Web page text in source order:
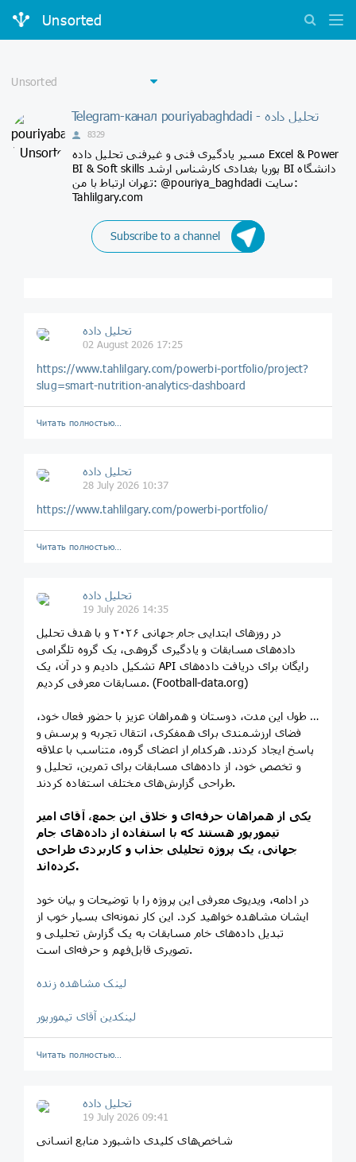
Unsorted
Telegram-канал pouriyabaghdadi - تحلیل داده
8329
مسیر یادگیری فنی و غیرفنی تحلیل داده Excel & Power
BI & Soft skills پوریا بغدادی کارشناس ارشد BI دانشگاه
تهران ارتباط با من: @pouriya_baghdadi سایت:
Tahlilgary.com
Subscribe to a channel
تحلیل داده
02 August 2026 17:25
https://www.tahlilgary.com/powerbi-portfolio/project?
slug=smart-nutrition-analytics-dashboard
Читать полностью…
تحلیل داده
28 July 2026 10:37
https://www.tahlilgary.com/powerbi-portfolio/
Читать полностью…
تحلیل داده
19 July 2026 14:35
در روزهای ابتدایی جام جهانی ۲۰۲۶ و با هدف تحلیل
داده‌های مسابقات و یادگیری گروهی، یک گروه تلگرامی
تشکیل دادیم و در آن، یک API رایگان برای دریافت داده‌های
مسابقات معرفی کردیم. (Football-data.org)
در طول این مدت، دوستان و همراهان عزیز با حضور فعال خود،
فضای ارزشمندی برای همفکری، انتقال تجربه و پرسش‌ و
پاسخ ایجاد کردند. هرکدام از اعضای گروه، متناسب با علاقه
و تخصص خود، از داده‌های مسابقات برای تمرین، تحلیل و
طراحی گزارش‌های مختلف استفاده کردند.
یکی از همراهان حرفه‌ای و خلاق این جمع، آقای امیر
تیمورپور هستند که با استفاده از داده‌های جام
جهانی، یک پروژه تحلیلی جذاب و کاربردی طراحی
کرده‌اند.
در ادامه، ویدیوی معرفی این پروژه را با توضیحات و بیان خود
ایشان مشاهده خواهید کرد. این کار نمونه‌ای بسیار خوب از
تبدیل داده‌های خام مسابقات به یک گزارش تحلیلی و
تصویری قابل‌فهم و حرفه‌ای است.
لینک مشاهده زنده
لینکدین آقای تیمورپور
Читать полностью…
تحلیل داده
19 July 2026 09:41
شاخص‌های کلیدی داشبورد منابع انسانی